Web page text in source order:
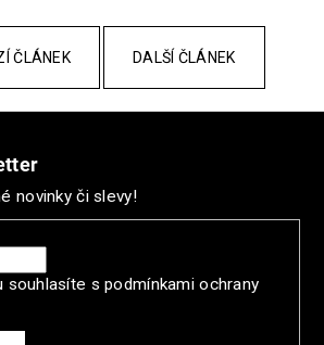
ČLÁNEK DALŠÍ ČLÁNEK
novinky či slevy!
souhlasíte spodmínkami ochrany